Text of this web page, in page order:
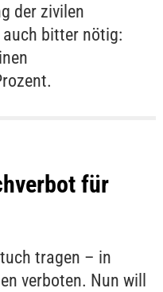
der zivilen
bitter nötig:
für
tragen – in
verboten. Nun will